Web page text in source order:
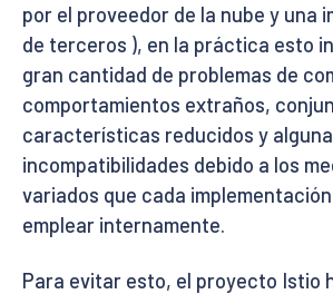
por el proveedor de la nube y una
de terceros ), en la práctica esto
gran cantidad de problemas de
comportamientos extraños,
características reducidos y
incompatibilidades debido a los
variados que cada
emplear internamente.
Para evitar esto, el proyecto Istio